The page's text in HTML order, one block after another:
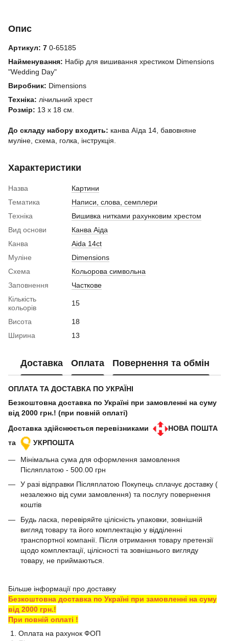
Опис
Артикул: 7 0-65185
Найменування: Набір для вишивання хрестиком Dimensions
"Wedding Day"
Виробник: Dimensions
Техніка: лічильний хрест
Розмір: 13 х 18 см.
До складу набору входить: канва Аїда 14, бавовняне
муліне, схема, голка, інструкція.
Характеристики
Назва
Картини
Тематика
Написи, слова, семплери
Техніка
Вишивка нитками рахунковим хрестом
Вид основи
Канва Аіда
Канва
Aida 14ct
Муліне
Dimensions
Схема
Кольорова символьна
Заповнення
Часткове
Кількість
кольорів
15
Висота
18
Ширина
13
Доставка Оплата Повернення та обмін
ОПЛАТА ТА ДОСТАВКА ПО УКРАЇНІ
Безкоштовна доставка по Україні при замовленні на суму
від 2000 грн.! (при повній оплаті)
Доставка здійснюється перевізниками
НОВА ПОШТА
та
УКРПОШТА
Мінімальна сума для оформлення замовлення
Післяплатою - 500.00 грн
У разі відправки Післяплатою Покупець сплачує доставку (
незалежно від суми замовлення) та послугу повернення
коштів
Будь ласка, перевіряйте цілісність упаковки, зовнішній
вигляд товару та його комплектацію у відділенні
транспортної компанії. Після отримання товару претензії
щодо комплектації, цілісності та зовнішнього вигляду
товару, не приймаються.
Більше інформації про доставку
Безкоштовна доставка по Україні при замовленні на суму
від 2000 грн.!
При повній оплаті !
1. Оплата на рахунок ФОП